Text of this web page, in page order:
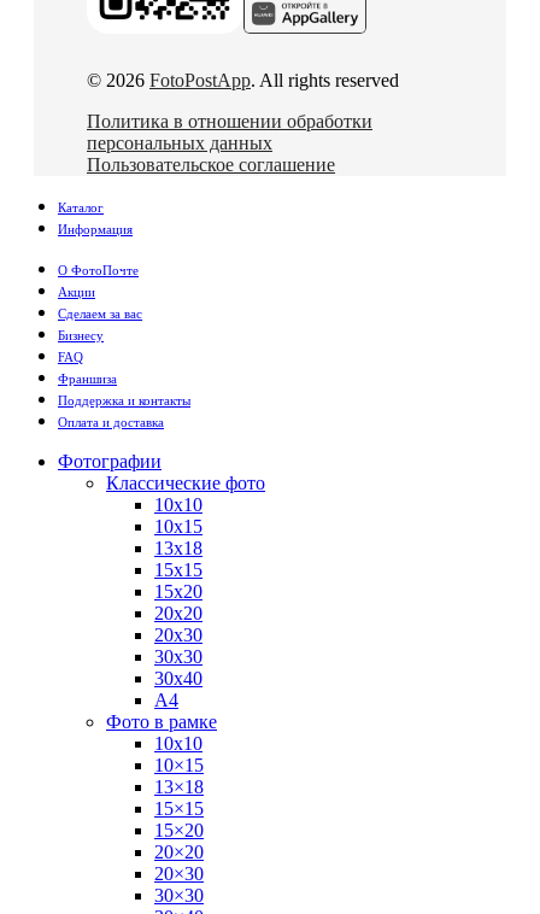
© 2026 FotoPostApp. All rights reserved
Политика в отношении обработки
персональных данных
Пользовательское соглашение
Каталог
Информация
О ФотоПочте
Акции
Сделаем за вас
Бизнесу
FAQ
Франшиза
Поддержка и контакты
Оплата и доставка
Фотографии
Классические фото
10х10
10х15
13х18
15х15
15х20
20х20
20х30
30х30
30х40
А4
Фото в рамке
10х10
10×15
13×18
15×15
15×20
20×20
20×30
30×30